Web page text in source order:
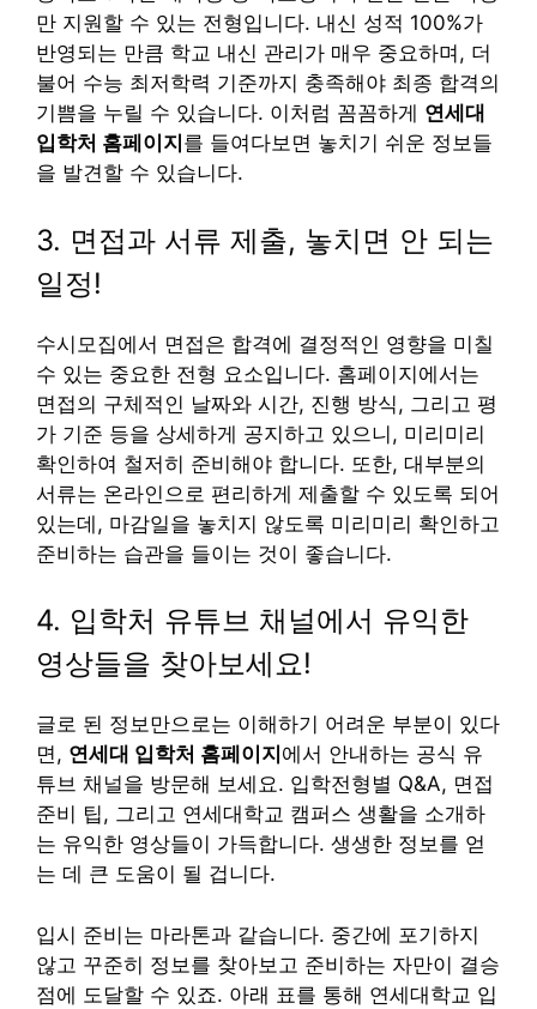
만 지원할 수 있는 전형입니다. 내신 성적 100%가
반영되는 만큼 학교 내신 관리가 매우 중요하며, 더
불어 수능 최저학력 기준까지 충족해야 최종 합격의
기쁨을 누릴 수 있습니다. 이처럼 꼼꼼하게 연세대
입학처 홈페이지 를 들여다보면 놓치기 쉬운 정보들
을 발견할 수 있습니다.
3. 면접과 서류 제출, 놓치면 안 되는
일정!
수시모집에서 면접은 합격에 결정적인 영향을 미칠
수 있는 중요한 전형 요소입니다. 홈페이지에서는
면접의 구체적인 날짜와 시간, 진행 방식, 그리고 평
가 기준 등을 상세하게 공지하고 있으니, 미리미리
확인하여 철저히 준비해야 합니다. 또한, 대부분의
서류는 온라인으로 편리하게 제출할 수 있도록 되어
있는데, 마감일을 놓치지 않도록 미리미리 확인하고
준비하는 습관을 들이는 것이 좋습니다.
4. 입학처 유튜브 채널에서 유익한
영상들을 찾아보세요!
글로 된 정보만으로는 이해하기 어려운 부분이 있다
면, 연세대 입학처 홈페이지 에서 안내하는 공식 유
튜브 채널을 방문해 보세요. 입학전형별 Q&A, 면접
준비 팁, 그리고 연세대학교 캠퍼스 생활을 소개하
는 유익한 영상들이 가득합니다. 생생한 정보를 얻
는 데 큰 도움이 될 겁니다.
입시 준비는 마라톤과 같습니다. 중간에 포기하지
않고 꾸준히 정보를 찾아보고 준비하는 자만이 결승
점에 도달할 수 있죠. 아래 표를 통해 연세대학교 입